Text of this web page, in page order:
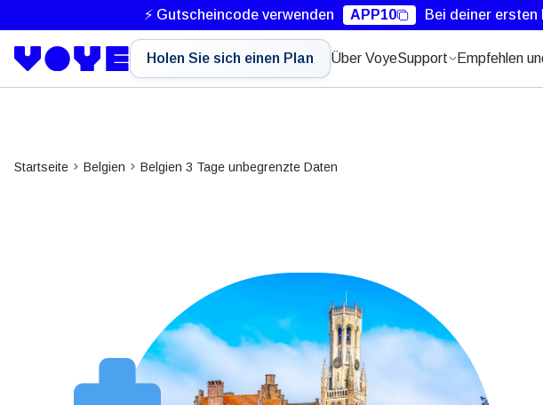
⚡ Gutscheincode verwenden APP10 Bei deiner ersten
Holen Sie sich einen Plan Über VoyeSupport Empfehlen
Startseite Belgien Belgien 3 Tage unbegrenzte Daten